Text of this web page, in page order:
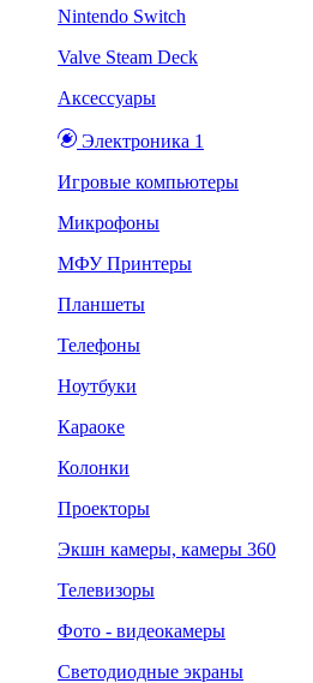
Nintendo Switch
Valve Steam Deck
Аксессуары
Электроника 1
Игровые компьютеры
Микрофоны
МФУ Принтеры
Планшеты
Телефоны
Ноутбуки
Караоке
Колонки
Проекторы
Экшн камеры, камеры 360
Телевизоры
Фото - видеокамеры
Светодиодные экраны